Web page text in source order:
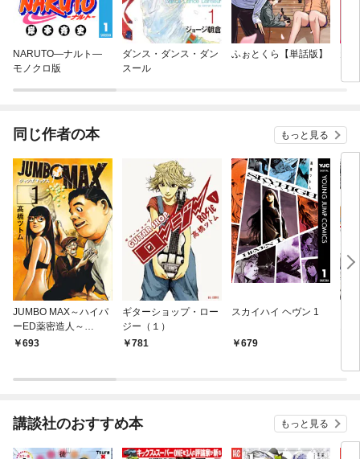
NARUTO—ナルト—
モノクロ版
ダンス・ダンス・ダン
スール
ふぉとくら【単話版】
同じ作者の本 もっと見る
JUMBO MAX～ハイパ
ーED薬密造人～
（１）
693
ギターショップ・ロー
ジー（１）
781
スカイハイ ヘヴン 1
679
講談社のおすすめ本 もっと見る